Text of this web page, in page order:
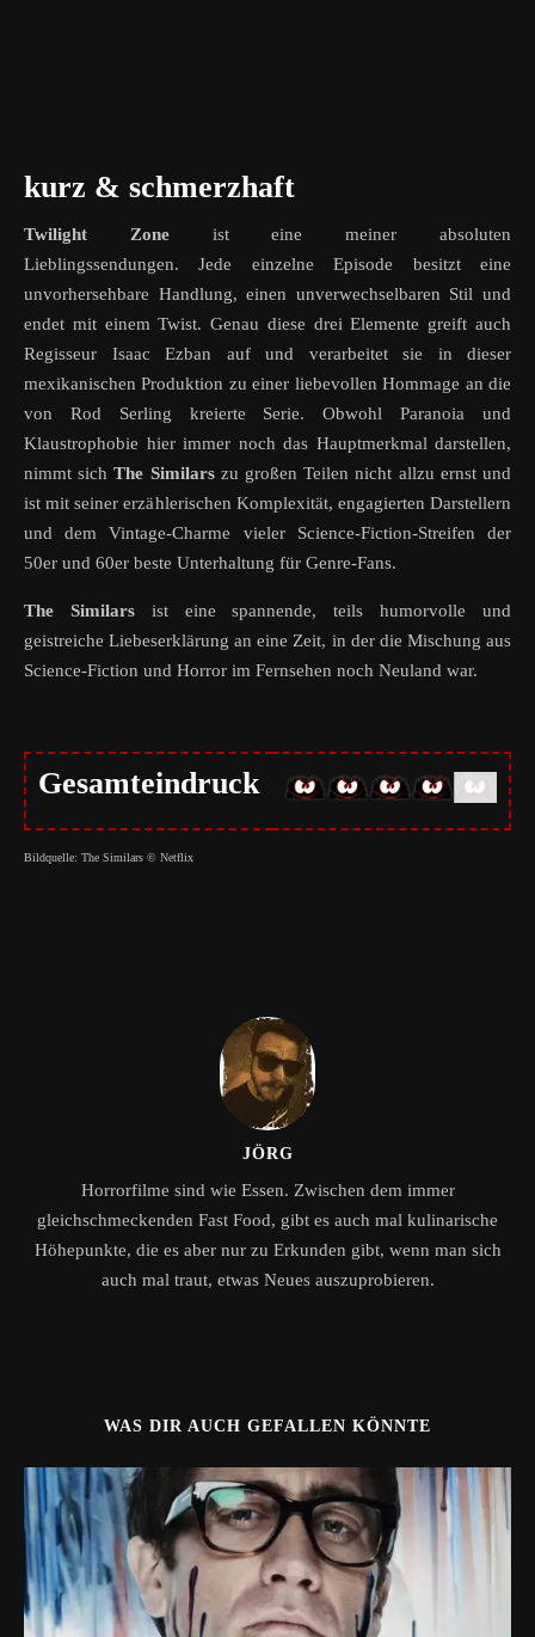
kurz & schmerzhaft
Twilight Zoneist eine meiner absoluten
Lieblingssendungen. Jede einzelne Episode besitzt eine
unvorhersehbare Handlung, einen unverwechselbaren Stil und
endet mit einem Twist. Genau diese drei Elemente greift auch
Regisseur Isaac Ezban auf und verarbeitet sie in dieser
mexikanischen Produktion zu einer liebevollen Hommage an die
von Rod Serling kreierte Serie. Obwohl Paranoia und
Klaustrophobie hier immer noch das Hauptmerkmal darstellen,
nimmt sichThe Similarszu großen Teilen nicht allzu ernst und
ist mit seiner erzählerischen Komplexität, engagierten Darstellern
und dem Vintage-Charme vieler Science-Fiction-Streifen der
50er und 60er beste Unterhaltung für Genre-Fans.
The Similarsist eine spannende, teils humorvolle und
geistreiche Liebeserklärung an eine Zeit, in der die Mischung aus
Science-Fiction und Horror im Fernsehen noch Neuland war.
Gesamteindruck
Bildquelle: The Similars © Netflix
JÖRG
Horrorfilme sind wie Essen. Zwischen dem immer
gleichschmeckenden Fast Food, gibt es auch mal kulinarische
Höhepunkte, die es aber nur zu Erkunden gibt, wenn man sich
auch mal traut, etwas Neues auszuprobieren.
WAS DIR AUCH GEFALLEN KÖNNTE